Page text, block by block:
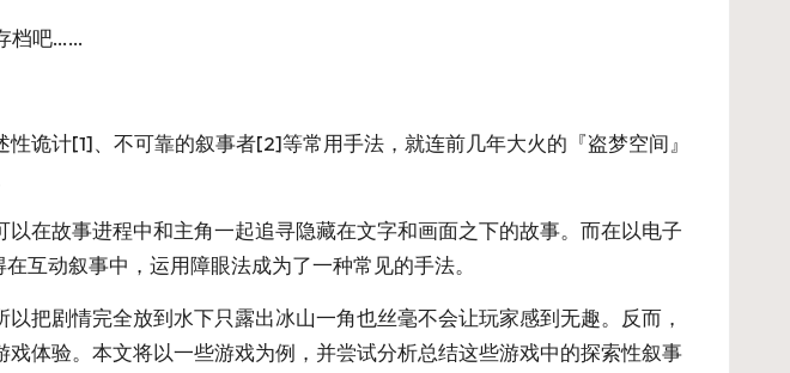
档吧……
性诡计[1]、不可靠的叙事者[2]等常用手法，就连前几年大火的『盗梦空间』
在故事进程中和主角一起追寻隐藏在文字和画面之下的故事。而在以电子
互动叙事中，运用障眼法成为了一种常见的手法。
把剧情完全放到水下只露出冰山一角也丝毫不会让玩家感到无趣。反而，
体验。本文将以一些游戏为例，并尝试分析总结这些游戏中的探索性叙事